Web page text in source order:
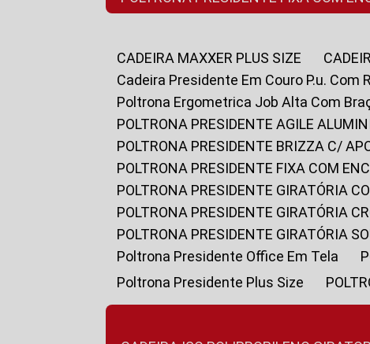
CADEIRA MAXXER PLUS SIZE
Cadeira Presidente Em Couro P.u. Com
Poltrona Ergometrica Job Alta Com
POLTRONA PRESIDENTE AGILE
POLTRONA PRESIDENTE BRIZZA C/
POLTRONA PRESIDENTE FIXA COM
POLTRONA PRESIDENTE GIRATÓRIA
POLTRONA PRESIDENTE GIRATÓRIA
POLTRONA PRESIDENTE GIRATÓRIA
Poltrona Presidente Office Em Tela
Poltrona Presidente Plus Size